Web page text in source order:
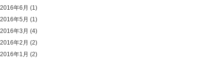
2016年6月 (1)
2016年5月 (1)
2016年3月 (4)
2016年2月 (2)
2016年1月 (2)